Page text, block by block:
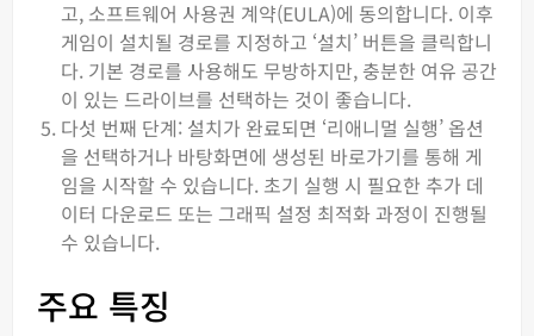
고, 소프트웨어 사용권 계약(EULA)에 동의합니다. 이후
게임이 설치될 경로를 지정하고 ‘설치’ 버튼을 클릭합니
다. 기본 경로를 사용해도 무방하지만, 충분한 여유 공간
이 있는 드라이브를 선택하는 것이 좋습니다.
다섯 번째 단계: 설치가 완료되면 ‘리애니멀 실행’ 옵션
을 선택하거나 바탕화면에 생성된 바로가기를 통해 게
임을 시작할 수 있습니다. 초기 실행 시 필요한 추가 데
이터 다운로드 또는 그래픽 설정 최적화 과정이 진행될
수 있습니다.
주요 특징